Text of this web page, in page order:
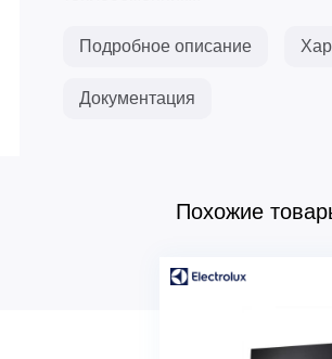
Подробное описание
Документация
Основные
Похожие